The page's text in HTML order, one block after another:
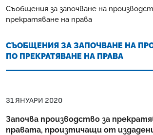
Съобщения за започване на
прекратяване на права
СЪОБЩЕНИЯ ЗА ЗАПОЧВАНЕ НА
ПО ПРЕКРАТЯВАНЕ НА ПРАВА
31 ЯНУАРИ 2020
Започва производство за
правата, произтичащи от